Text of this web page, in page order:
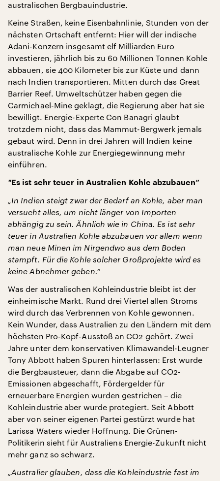
australischen Bergbauindustrie.
Keine Straßen, keine Eisenbahnlinie, Stunden von der
nächsten Ortschaft entfernt: Hier will der indische
Adani-Konzern insgesamt elf Milliarden Euro
investieren, jährlich bis zu 60 Millionen Tonnen Kohle
abbauen, sie 400 Kilometer bis zur Küste und dann
nach Indien transportieren. Mitten durch das Great
Barrier Reef. Umweltschützer haben gegen die
Carmichael-Mine geklagt, die Regierung aber hat sie
bewilligt. Energie-Experte Con Banagri glaubt
trotzdem nicht, dass das Mammut-Bergwerk jemals
gebaut wird. Denn in drei Jahren will Indien keine
australische Kohle zur Energiegewinnung mehr
einführen.
"Es ist sehr teuer in Australien Kohle abzubauen“
„In Indien steigt zwar der Bedarf an Kohle, aber man
versucht alles, um nicht länger von Importen
abhängig zu sein. Ähnlich wie in China. Es ist sehr
teuer in Australien Kohle abzubauen vor allem wenn
man neue Minen im Nirgendwo aus dem Boden
stampft. Für die Kohle solcher Großprojekte wird es
keine Abnehmer geben.“
Was der australischen Kohleindustrie bleibt ist der
einheimische Markt. Rund drei Viertel allen Stroms
wird durch das Verbrennen von Kohle gewonnen.
Kein Wunder, dass Australien zu den Ländern mit dem
höchsten Pro-Kopf-Ausstoß an CO2 gehört. Zwei
Jahre unter dem konservativen Klimawandel-Leugner
Tony Abbott haben Spuren hinterlassen: Erst wurde
die Bergbausteuer, dann die Abgabe auf CO2-
Emissionen abgeschafft, Fördergelder für
erneuerbare Energien wurden gestrichen – die
Kohleindustrie aber wurde protegiert. Seit Abbott
aber von seiner eigenen Partei gestürzt wurde hat
Larissa Waters wieder Hoffnung. Die Grünen-
Politikerin sieht für Australiens Energie-Zukunft nicht
mehr ganz so schwarz.
„Australier glauben, dass die Kohleindustrie fast im